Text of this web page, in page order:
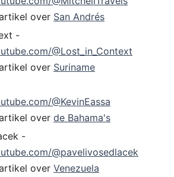
over San Andrés
-
@Lost_in_Context
over Suriname
@KevinEassa
over de Bahama's
-
@pavelivosedlacek
over Venezuela